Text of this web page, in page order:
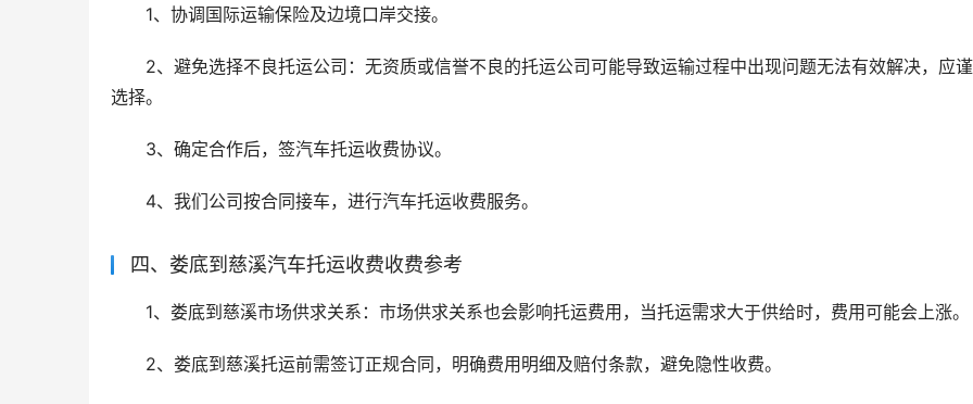
1、协调国际运输保险及边境口岸交接。
2、避免选择不良托运公司：无资质或信誉不良的托运公司可能导致运输过程中出现问题无法有效解决，应
选择。
3、确定合作后，签汽车托运收费协议。
4、我们公司按合同接车，进行汽车托运收费服务。
四、娄底到慈溪汽车托运收费收费参考
1、娄底到慈溪市场供求关系：市场供求关系也会影响托运费用，当托运需求大于供给时，费用可能会上涨。
2、娄底到慈溪托运前需签订正规合同，明确费用明细及赔付条款，避免隐性收费。